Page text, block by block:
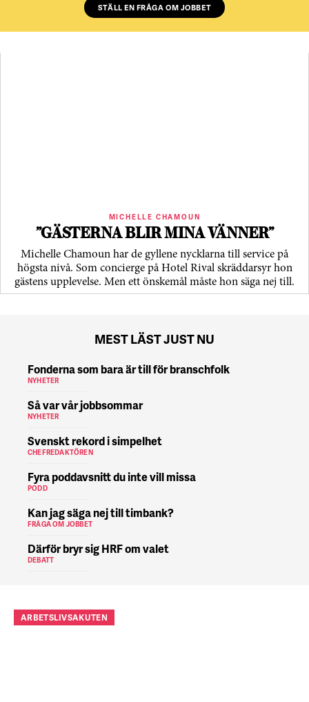
STÄLL EN FRÅGA OM JOBBET
MICHELLE CHAMOUN
”GÄSTERNA BLIR MINA VÄNNER”
Michelle Chamoun har de gyllene nycklarna till service på
högsta nivå. Som concierge på Hotel Rival skräddarsyr hon
gästens upp­levelse. Men ett önskemål måste hon säga nej till.
MEST LÄST JUST NU
Fonderna som bara är till för branschfolk
NYHETER
Så var vår jobbsommar
NYHETER
Svenskt rekord i simpelhet
CHEFREDAKTÖREN
Fyra poddavsnitt du inte vill missa
PODD
Kan jag säga nej till timbank?
FRÅGA OM JOBBET
Därför bryr sig HRF om valet
DEBATT
ARBETSLIVSAKUTEN